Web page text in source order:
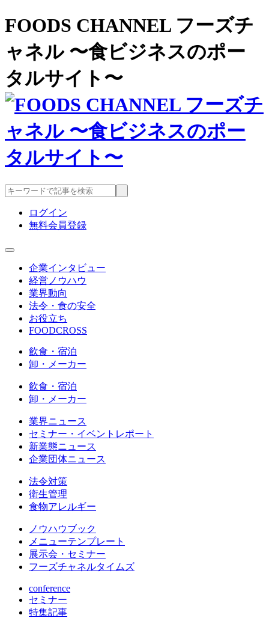
FOODS CHANNEL フーズチ
ャネル 〜食ビジネスのポー
タルサイト〜
ログイン
無料会員登録
企業インタビュー
経営ノウハウ
業界動向
法令・食の安全
お役立ち
FOODCROSS
飲食・宿泊
卸・メーカー
飲食・宿泊
卸・メーカー
業界ニュース
セミナー・イベントレポート
新業態ニュース
企業団体ニュース
法令対策
衛生管理
食物アレルギー
ノウハウブック
メニューテンプレート
展示会・セミナー
フーズチャネルタイムズ
conference
セミナー
特集記事